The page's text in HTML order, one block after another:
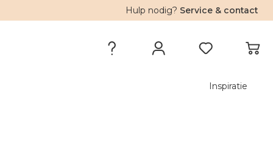
Hulp nodig? Service & contact
Inspiratie